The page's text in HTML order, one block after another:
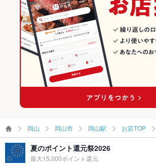
岡山市 × 居酒屋
岡山市 × 洋・和洋・各国料理・その他
岡山駅 × 居酒屋
岡山駅 × 洋・和洋・各国料理・その他
岡山 × 洋・和洋・各国料理・その他
岡山 × 居酒屋
岡山 × 洋・和洋・各国料理・その他
岡山駅のグルメランキング
岡山駅のダイニングバー・バルランキング
岡山 岡山市 岡山駅 お店TOP
夏のポイント還元祭2026
最大15,000ポイント還元